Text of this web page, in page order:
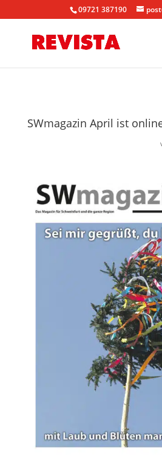
09721 387190
SWmagazin April ist